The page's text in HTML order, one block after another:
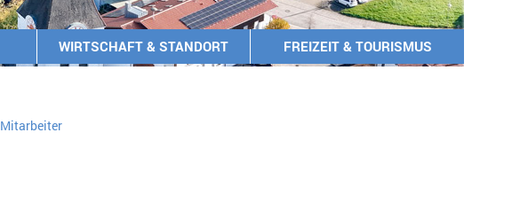
WIRTSCHAFT & STANDORT FREIZEIT & TOURISMUS
Mitarbeiter